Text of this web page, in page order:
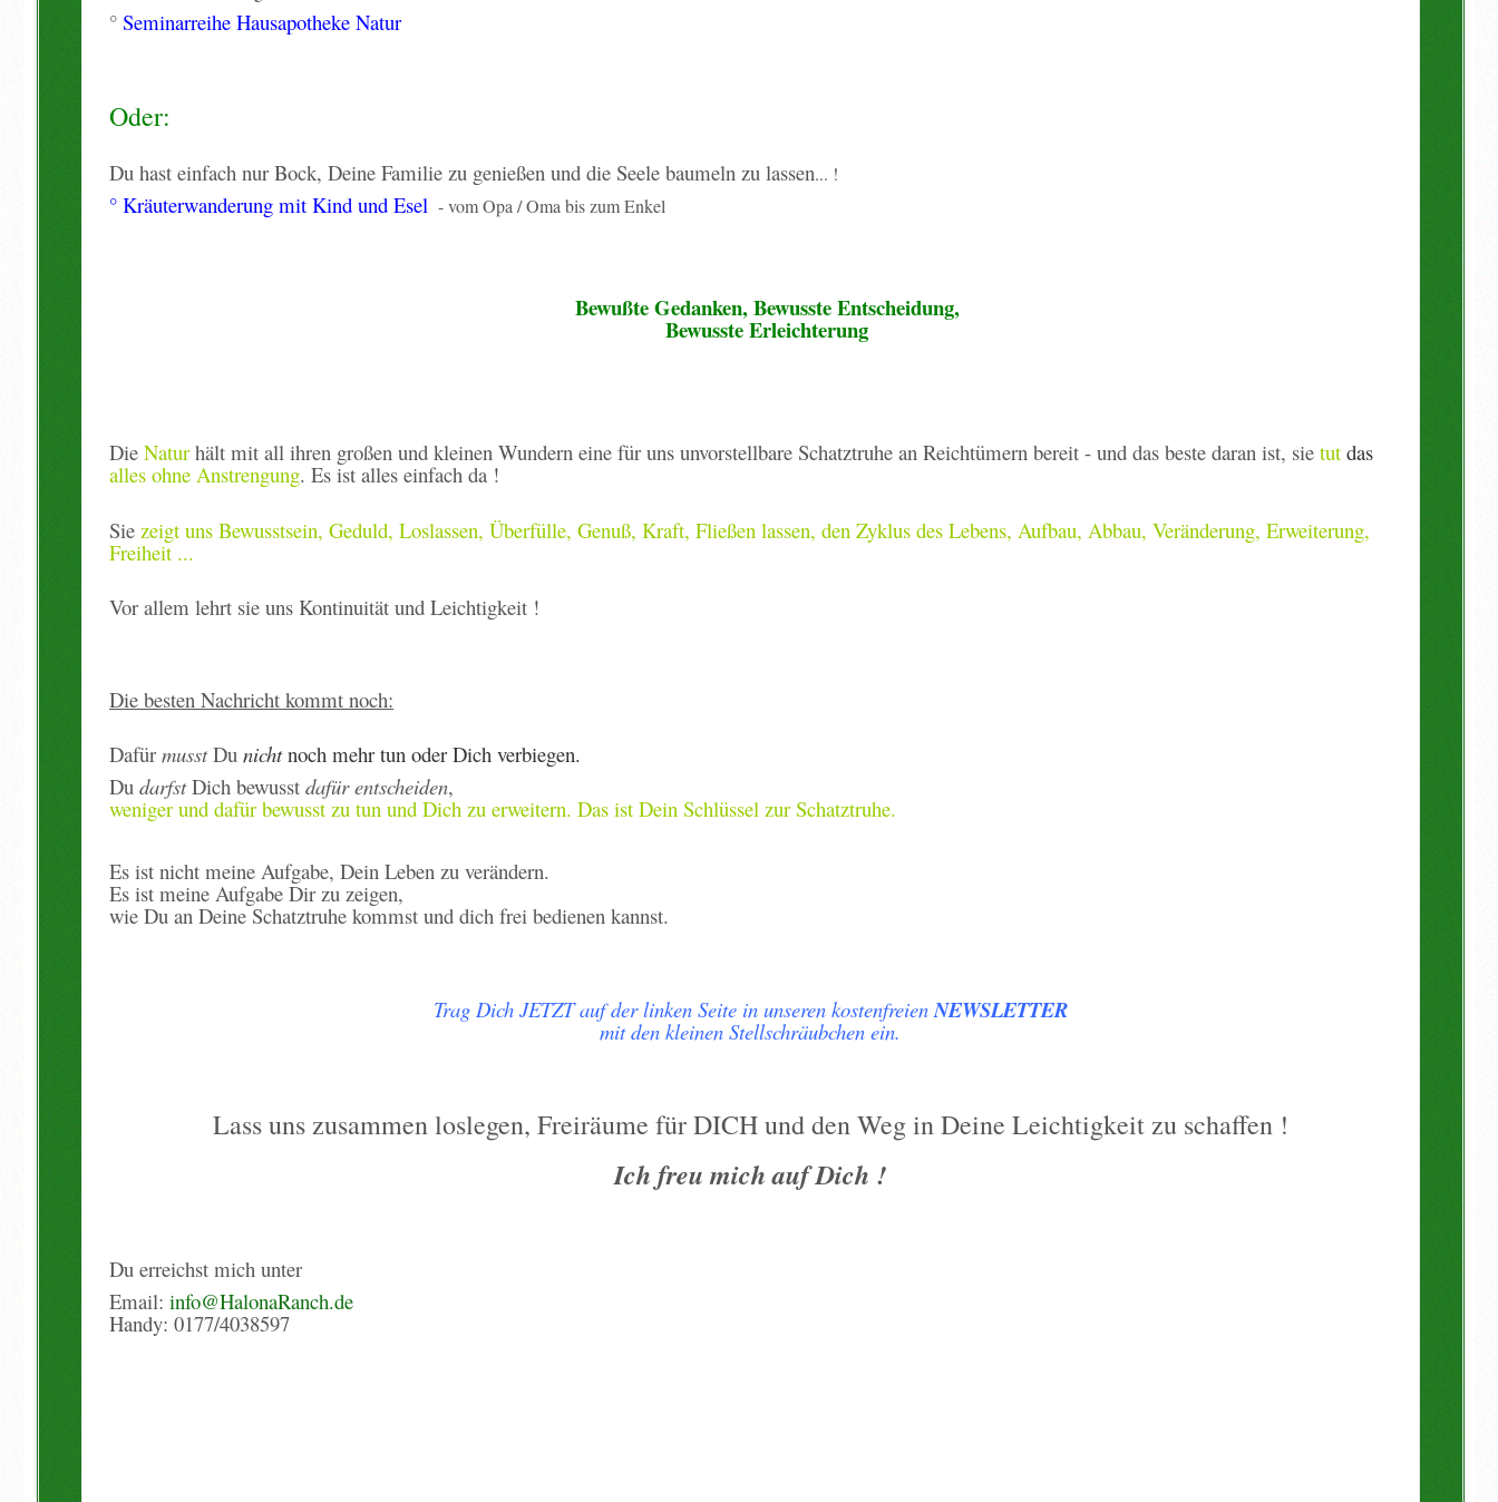
°Seminarreihe Hausapotheke Natur
Oder:
Du hast einfach nur Bock, Deine Familie zu genießen und die Seele baumeln zu lassen... !
°Kräuterwanderungmit Kind und Esel - vom Opa / Oma bis zum Enkel
Bewußte Gedanken, Bewusste Entscheidung,
Bewusste Erleichterung
DieNatur hält mit all ihren großen und kleinen Wundern eine für uns unvorstellbare Schatztruhe an Reichtümern bereit - und das beste daran ist, sie tutdas
alles ohne Anstrengung. Es ist alles einfach da !
Sie zeigt uns Bewusstsein, Geduld, Loslassen, Überfülle, Genuß, Kraft, Fließen lassen, den Zyklus des Lebens, Aufbau, Abbau, Veränderung, Erweiterung,
Freiheit ...
Vor allem lehrt sie uns Kontinuität und Leichtigkeit !
Die besten Nachricht kommt noch:
DafürmusstDunichtnoch mehr tun oder Dich verbiegen.
DudarfstDich bewusstdafür entscheiden,
weniger und dafür bewusst zu tun undDich zu erweitern. Das ist Dein Schlüssel zur Schatztruhe.
Es ist nicht meine Aufgabe, Dein Leben zu verändern.
Es ist meine Aufgabe Dir zu zeigen,
wie Du an Deine Schatztruhe kommst und dich frei bedienen kannst.
Trag Dich JETZT auf der linken Seite in unseren kostenfreienNEWSLETTER
mit den kleinen Stellschräubchen ein.
Lass uns zusammen loslegen, Freiräume für DICH und den Weg in Deine Leichtigkeit zu schaffen !
Ich freu mich auf Dich !
Du erreichst mich unter
Email:info@HalonaRanch.de
Handy: 0177/4038597